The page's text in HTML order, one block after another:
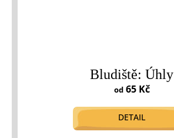
Bludiště: Úhly
od65 Kč
DETAIL